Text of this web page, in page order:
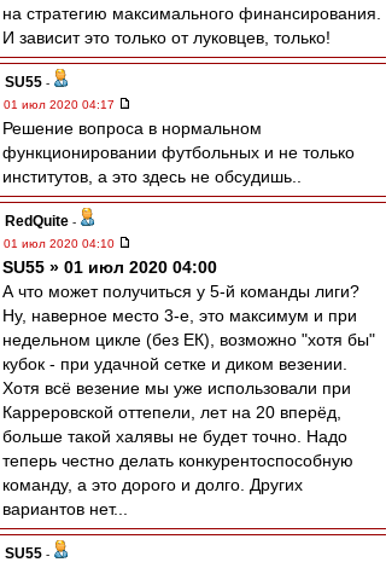
на стратегию максимального финансирования.
И зависит это только от луковцев, только!
SU55 -
01 июл 2020 04:17
Решение вопроса в нормальном
функционировании футбольных и не только
институтов, а это здесь не обсудишь..
RedQuite -
01 июл 2020 04:10
SU55 » 01 июл 2020 04:00
А что может получиться у 5-й команды лиги?
Ну, наверное место 3-е, это максимум и при
недельном цикле (без ЕК), возможно "хотя бы"
кубок - при удачной сетке и диком везении.
Хотя всё везение мы уже использовали при
Карреровской оттепели, лет на 20 вперёд,
больше такой халявы не будет точно. Надо
теперь честно делать конкурентоспособную
команду, а это дорого и долго. Других
вариантов нет...
SU55 -